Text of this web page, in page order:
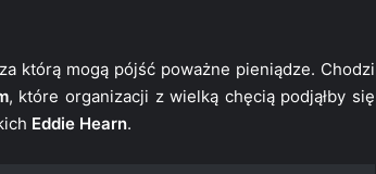
którą mogą pójść poważne pieniądze. Chodzi
, które organizacji z wielką chęcią podjąłby się
Eddie Hearn.